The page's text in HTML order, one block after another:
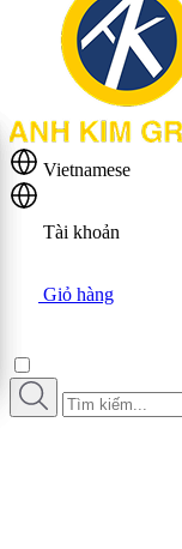
Vietnamese
Tài khoản
Giỏ hàng